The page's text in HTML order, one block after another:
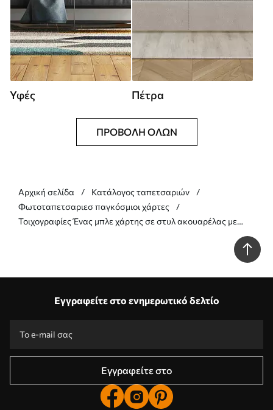
Υφές Πέτρα
ΠΡΟΒΟΛΉ ΌΛΩΝ
Αρχική σελίδα
Κατάλογος ταπετσαριών
Φωτοταπετσαριεσ παγκόσμιοι χάρτες
Τοιχογραφίες Ένας μπλε χάρτης σε στυλ ακουαρέλας με
Εγγραφείτε στο ενημερωτικό δελτίο
Εγγραφείτε στο